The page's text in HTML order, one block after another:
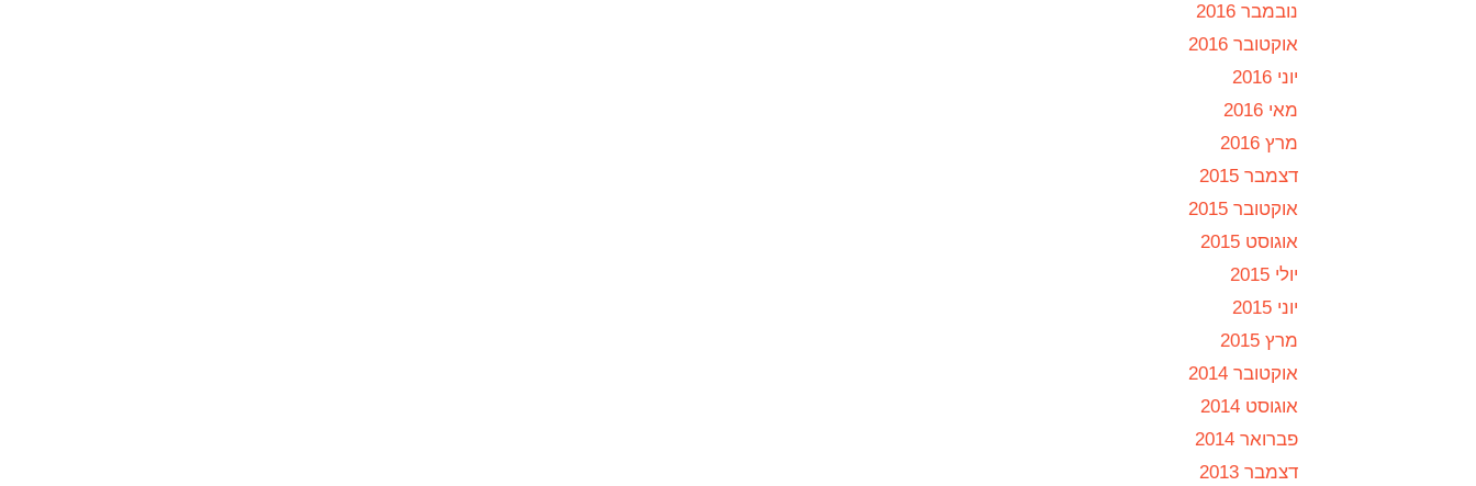
נובמבר 2016
אוקטובר 2016
יוני 2016
מאי 2016
מרץ 2016
דצמבר 2015
אוקטובר 2015
אוגוסט 2015
יולי 2015
יוני 2015
מרץ 2015
אוקטובר 2014
אוגוסט 2014
פברואר 2014
דצמבר 2013